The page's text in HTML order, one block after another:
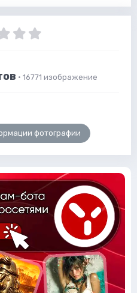
· 16771 изображение
фотографии